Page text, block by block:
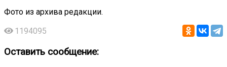
Фото из архива редакции.
1194095
Оставить сообщение: